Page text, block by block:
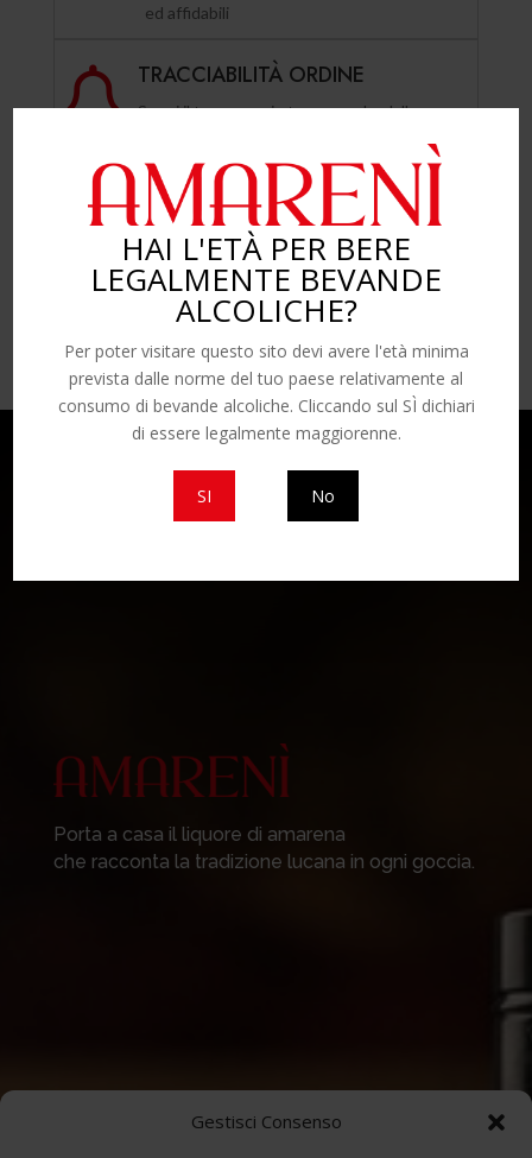
Gestisci Consenso
HAI L'ETÀ PER BERE
LEGALMENTE BEVANDE
ALCOLICHE?
Per poter visitare questo sito devi avere l'età minima
prevista dalle norme del tuo paese relativamente al
consumo di bevande alcoliche. Cliccando sul SÌ dichiari
di essere legalmente maggiorenne.
SI No
ed affidabili
 TRACCIABILITÀ ORDINE
Segui il tuo pacco in tempo reale, dalla
 ASSISTENZA CLIENTI
Il nostro team è sempre disponibile per
aiutarti in qualsiasi momento
Porta a casa il liquore di amarena
che racconta la tradizione lucana in ogni goccia.